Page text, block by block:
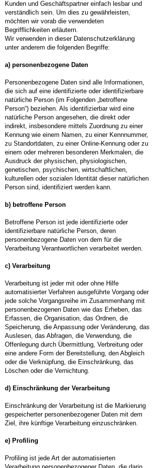
Kunden und Geschäftspartner einfach lesbar und
verständlich sein. Um dies zu gewährleisten,
möchten wir vorab die verwendeten
Begrifflichkeiten erläutern.
Wir verwenden in dieser Datenschutzerklärung
unter anderem die folgenden Begriffe:
a) personenbezogene Daten
Personenbezogene Daten sind alle Informationen,
die sich auf eine identifizierte oder identifizierbare
natürliche Person (im Folgenden „betroffene
Person“) beziehen. Als identifizierbar wird eine
natürliche Person angesehen, die direkt oder
indirekt, insbesondere mittels Zuordnung zu einer
Kennung wie einem Namen, zu einer Kennnummer,
zu Standortdaten, zu einer Online-Kennung oder zu
einem oder mehreren besonderen Merkmalen, die
Ausdruck der physischen, physiologischen,
genetischen, psychischen, wirtschaftlichen,
kulturellen oder sozialen Identität dieser natürlichen
Person sind, identifiziert werden kann.
b) betroffene Person
Betroffene Person ist jede identifizierte oder
identifizierbare natürliche Person, deren
personenbezogene Daten von dem für die
Verarbeitung Verantwortlichen verarbeitet werden.
c) Verarbeitung
Verarbeitung ist jeder mit oder ohne Hilfe
automatisierter Verfahren ausgeführte Vorgang oder
jede solche Vorgangsreihe im Zusammenhang mit
personenbezogenen Daten wie das Erheben, das
Erfassen, die Organisation, das Ordnen, die
Speicherung, die Anpassung oder Veränderung, das
Auslesen, das Abfragen, die Verwendung, die
Offenlegung durch Übermittlung, Verbreitung oder
eine andere Form der Bereitstellung, den Abgleich
oder die Verknüpfung, die Einschränkung, das
Löschen oder die Vernichtung.
d) Einschränkung der Verarbeitung
Einschränkung der Verarbeitung ist die Markierung
gespeicherter personenbezogener Daten mit dem
Ziel, ihre künftige Verarbeitung einzuschränken.
e) Profiling
Profiling ist jede Art der automatisierten